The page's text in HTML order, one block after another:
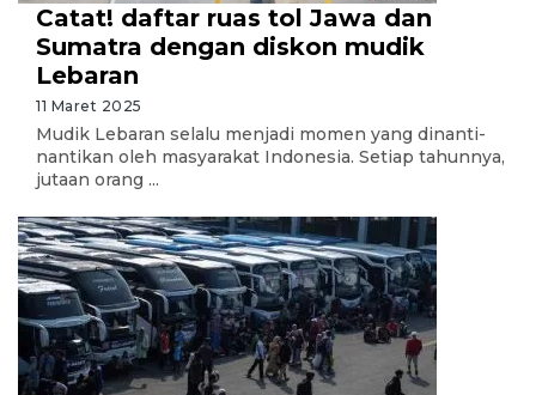
Catat! daftar ruas tol Jawa dan
Sumatra dengan diskon mudik
Lebaran
11 Maret 2025
Mudik Lebaran selalu menjadi momen yang dinanti-
nantikan oleh masyarakat Indonesia. Setiap tahunnya,
jutaan orang ...